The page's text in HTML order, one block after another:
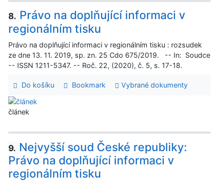
8. Právo na doplňující informaci v
regionálním tisku
Právo na doplňující informaci v regionálním tisku : rozsudek
ze dne 13. 11. 2019, sp. zn. 25 Cdo 675/2019. -- In: Soudce
-- ISSN 1211-5347. -- Roč. 22, (2020), č. 5, s. 17-18.
Do košíku Bookmark Vybrané dokumenty
článek
9. Nejvyšší soud České republiky:
Právo na doplňující informaci v
regionálním tisku